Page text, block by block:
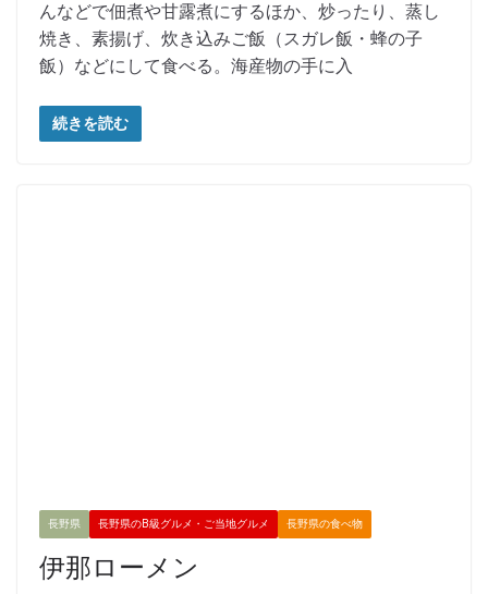
んなどで佃煮や甘露煮にするほか、炒ったり、蒸し
焼き、素揚げ、炊き込みご飯（スガレ飯・蜂の子
飯）などにして食べる。海産物の手に入
続きを読む
長野県 長野県のB級グルメ・ご当地グルメ 長野県の食べ物
伊那ローメン